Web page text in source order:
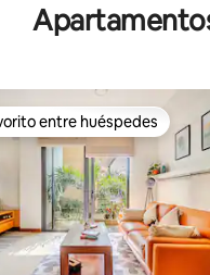
entre huéspedes preferido
entre huéspedes